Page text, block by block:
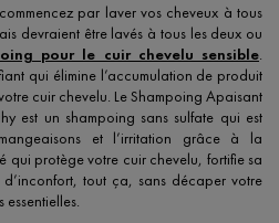
par laver vos cheveux à tous
devraient être lavés à tous les deux ou
pour le cuir chevelu sensible.
qui élimine l’accumulation de produit
cuir chevelu. Le Shampoing Apaisant
est un shampoing sans sulfate qui est
et l’irritation grâce à la
qui protège votre cuir chevelu, fortifie sa
tout ça, sans décaper votre
essentielles.